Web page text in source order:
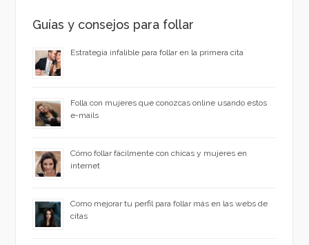
Guías y consejos para follar
Estrategia infalible para follar en la primera cita
Folla con mujeres que conozcas online usando estos
e-mails
Cómo follar fácilmente con chicas y mujeres en
internet
Como mejorar tu perfil para follar más en las webs de
citas